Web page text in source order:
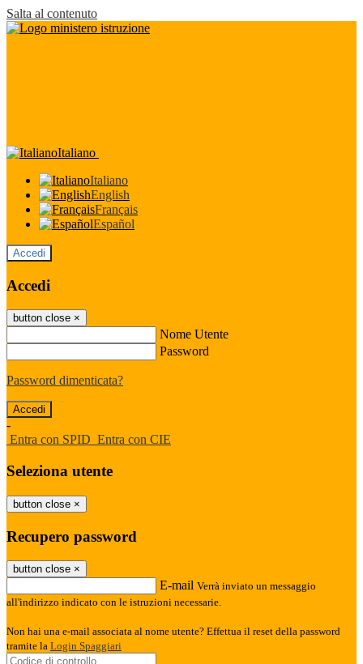
Salta al contenuto
Italiano
Italiano
English
Français
Español
Accedi
Accedi
button close ×
Nome Utente
Password
Password dimenticata?
-
Entra con SPID Entra con CIE
Seleziona utente
button close ×
Recupero password
button close ×
E-mail Verrà inviato un messaggio
all'indirizzo indicato con le istruzioni necessarie.
Non hai una e-mail associata al nome utente? Effettua il reset della password
tramite la Login Spaggiari